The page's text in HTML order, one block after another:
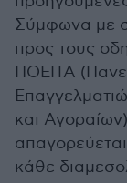
Σύμφωνα με
προς τους
ΠΟΕΙΤΑ
και
κάθε